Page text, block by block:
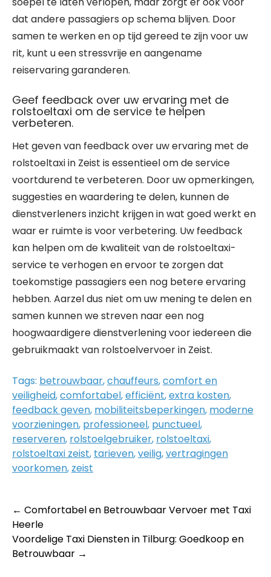
dat andere passagiers op schema blijven. Door
samen te werken en op tijd gereed te zijn voor uw
rit, kunt u een stressvrije en aangename
reiservaring garanderen.
Geef feedback over uw ervaring met de
rolstoeltaxi om de service te helpen
verbeteren.
Het geven van feedback over uw ervaring met de
rolstoeltaxi in Zeist is essentieel om de service
voortdurend te verbeteren. Door uw opmerkingen,
suggesties en waardering te delen, kunnen de
dienstverleners inzicht krijgen in wat goed werkt en
waar er ruimte is voor verbetering. Uw feedback
kan helpen om de kwaliteit van de rolstoeltaxi-
service te verhogen en ervoor te zorgen dat
toekomstige passagiers een nog betere ervaring
hebben. Aarzel dus niet om uw mening te delen en
samen kunnen we streven naar een nog
hoogwaardigere dienstverlening voor iedereen die
gebruikmaakt van rolstoelvervoer in Zeist.
Tags: betrouwbaar,chauffeurs,comfort en
veiligheid,comfortabel,efficiënt,extra kosten,
feedback geven, mobiliteitsbeperkingen, moderne
voorzieningen, professioneel, punctueel,
reserveren, rolstoelgebruiker, rolstoeltaxi,
rolstoeltaxi zeist, tarieven,veilig,vertragingen
voorkomen, zeist
Post
navigation
← Comfortabel en Betrouwbaar Vervoer met Taxi
Heerle
Voordelige Taxi Diensten in Tilburg: Goedkoop en
Betrouwbaar →